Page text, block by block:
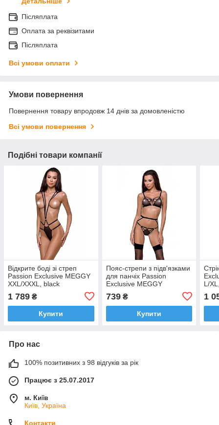
Післяплата
Оплата за реквізитами
Післяплата
Всі умови оплати
Умови повернення
Повернення товару впродовж 14 днів за домовленістю
Всі умови повернення
Подібні товари компанії
Відкрите боді зі стреп
Passion Exclusive MEGGY
XXL/XXXL, black
1 789 ₴
Купити
Пояс-стрепи з підв'язками
для панчіх Passion
Exclusive MEGGY
GARTER BELT L/XL, black
739₴
Купити
L/
1
Про нас
100% позитивних з 98 відгуків за рік
Працює з 25.07.2017
м. Київ
Київ, Україна
Контакти